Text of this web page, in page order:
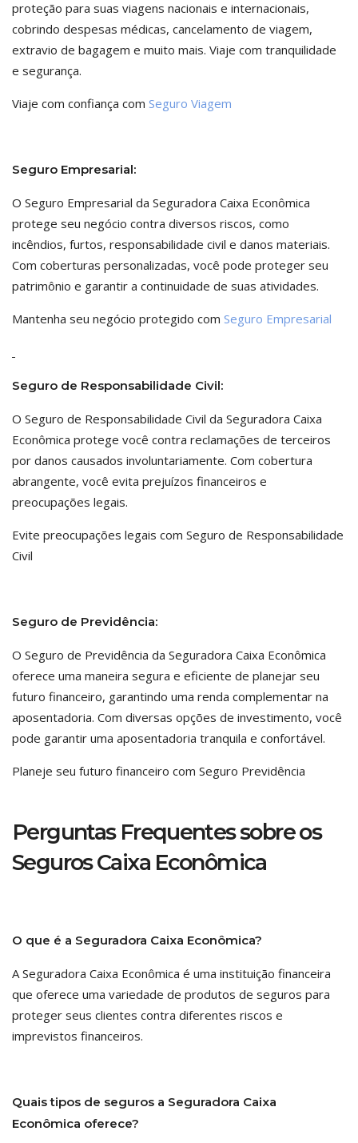
proteção para suas viagens nacionais e internacionais,
cobrindo despesas médicas, cancelamento de viagem,
extravio de bagagem e muito mais. Viaje com tranquilidade
e segurança.
Viaje com confiança com Seguro Viagem
Seguro Empresarial:
O Seguro Empresarial da Seguradora Caixa Econômica
protege seu negócio contra diversos riscos, como
incêndios, furtos, responsabilidade civil e danos materiais.
Com coberturas personalizadas, você pode proteger seu
patrimônio e garantir a continuidade de suas atividades.
Mantenha seu negócio protegido com Seguro Empresarial
Seguro de Responsabilidade Civil:
O Seguro de Responsabilidade Civil da Seguradora Caixa
Econômica protege você contra reclamações de terceiros
por danos causados involuntariamente. Com cobertura
abrangente, você evita prejuízos financeiros e
preocupações legais.
Evite preocupações legais com Seguro de Responsabilidade
Civil
Seguro de Previdência:
O Seguro de Previdência da Seguradora Caixa Econômica
oferece uma maneira segura e eficiente de planejar seu
futuro financeiro, garantindo uma renda complementar na
aposentadoria. Com diversas opções de investimento, você
pode garantir uma aposentadoria tranquila e confortável.
Planeje seu futuro financeiro com Seguro Previdência
Perguntas Frequentes sobre os
Seguros Caixa Econômica
O que é a Seguradora Caixa Econômica?
A Seguradora Caixa Econômica é uma instituição financeira
que oferece uma variedade de produtos de seguros para
proteger seus clientes contra diferentes riscos e
imprevistos financeiros.
Quais tipos de seguros a Seguradora Caixa
Econômica oferece?